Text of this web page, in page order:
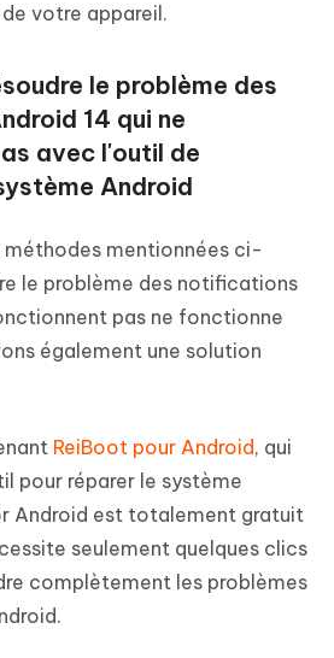
votre appareil.
le problème des
14 qui ne
avec l'outil de
Android
méthodes mentionnées ci-
le problème des notifications
pas ne fonctionne
également une solution
ReiBoot pour Android, qui
pour réparer le système
Android est totalement gratuit
seulement quelques clics
complètement les problèmes